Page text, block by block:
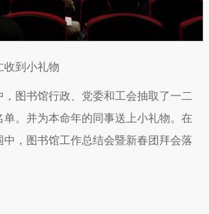
收到小礼物
，图书馆行政、党委和工会抽取了一二
单。并为本命年的同事送上小礼物。在
中，图书馆工作总结会暨新春团拜会落